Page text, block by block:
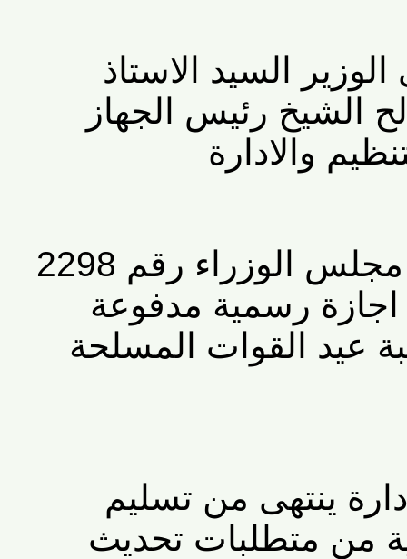
السيد الاستاذ
الشيخ رئيس الجهاز
والادارة
قرار رئيس مجلس الوزراء رقم 2298
2019 اجازة رسمية مدفوعة
عيد القوات المسلحة
ينتهى من تسليم
من متطلبات تحديث